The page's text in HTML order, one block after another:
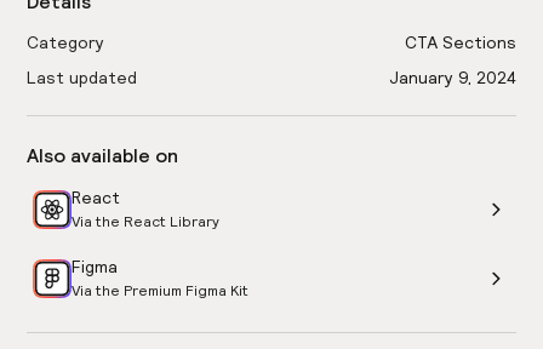
Category
CTA Sections
Last updated
January 9, 2024
Also available on
React
Via the React Library
Figma
Via the Premium Figma Kit